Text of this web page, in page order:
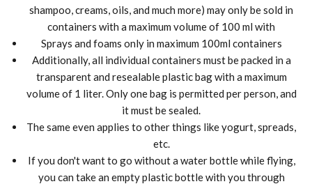
shampoo, creams, oils, and much more) may only be sold in
containers with a maximum volume of 100 ml with
Sprays and foams only in maximum 100ml containers
Additionally, all individual containers must be packed in a
transparent and resealable plastic bag with a maximum
volume of 1 liter. Only one bag is permitted per person, and
it must be sealed.
The same even applies to other things like yogurt, spreads,
etc.
If you don't want to go without a water bottle while flying,
you can take an empty plastic bottle with you through